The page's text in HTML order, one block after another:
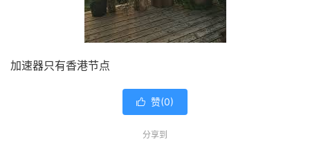
加速器只有香港节点
 赞(0)
分享到